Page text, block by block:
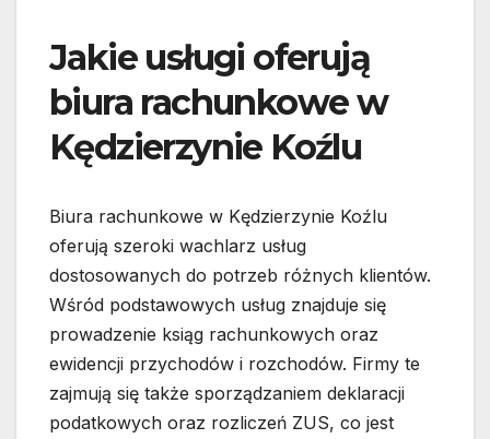
Jakie usługi oferują
biura rachunkowe w
Kędzierzynie Koźlu
Biura rachunkowe w Kędzierzynie Koźlu
oferują szeroki wachlarz usług
dostosowanych do potrzeb różnych klientów.
Wśród podstawowych usług znajduje się
prowadzenie ksiąg rachunkowych oraz
ewidencji przychodów i rozchodów. Firmy te
zajmują się także sporządzaniem deklaracji
podatkowych oraz rozliczeń ZUS, co jest